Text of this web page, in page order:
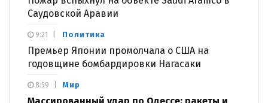
Саудовской Аравии
Политика
Премьер Японии промолчала о США на
годовщине бомбардировки Нагасаки
9:21
Мир
8:59